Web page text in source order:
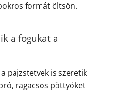
formát öltsön.
a fogukat a
pajzstetvek is szeretik
ragacsos pöttyöket